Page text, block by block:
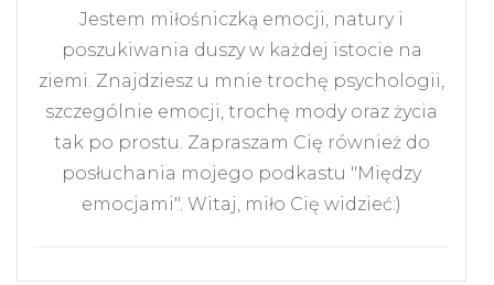
Jestem miłośniczką emocji, natury i
poszukiwania duszy w każdej istocie na
ziemi. Znajdziesz u mnie trochę psychologii,
szczególnie emocji, trochę mody oraz życia
tak po prostu. Zapraszam Cię również do
posłuchania mojego podkastu "Między
emocjami". Witaj, miło Cię widzieć:)